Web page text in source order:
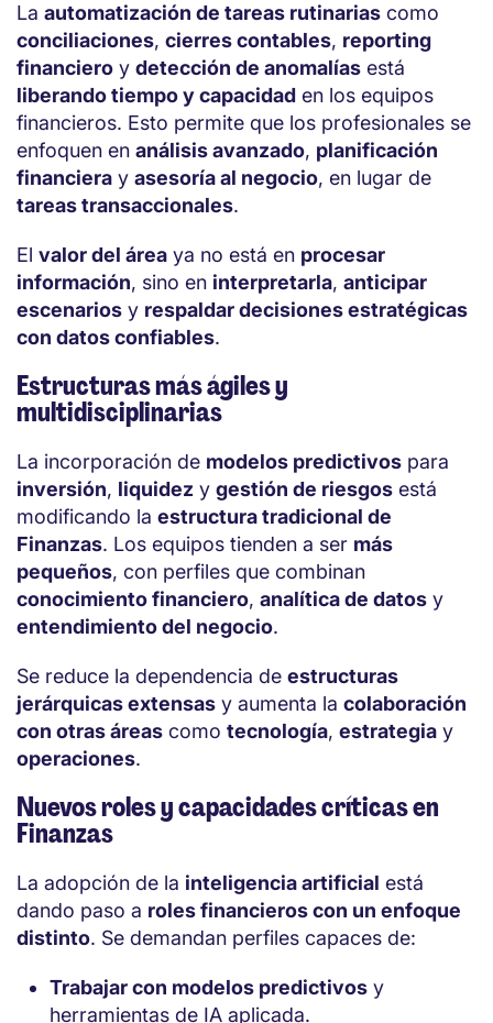
La automatización de tareas rutinarias como
conciliaciones, cierres contables, reporting
financiero y detección de anomalías está
liberando tiempo y capacidad en los equipos
financieros. Esto permite que los profesionales se
enfoquen en análisis avanzado, planificación
financiera y asesoría al negocio, en lugar de
tareas transaccionales.
El valor del área ya no está en procesar
información, sino en interpretarla, anticipar
escenarios y respaldar decisiones estratégicas
con datos confiables.
Estructuras más ágiles y
multidisciplinarias
La incorporación de modelos predictivos para
inversión, liquidez y gestión de riesgos está
modificando la estructura tradicional de
Finanzas. Los equipos tienden a ser más
pequeños, con perfiles que combinan
conocimiento financiero, analítica de datos y
entendimiento del negocio.
Se reduce la dependencia de estructuras
jerárquicas extensas y aumenta la colaboración
con otras áreas como tecnología, estrategia y
operaciones.
Nuevos roles y capacidades críticas en
Finanzas
La adopción de la inteligencia artificial está
dando paso a roles financieros con un enfoque
distinto. Se demandan perfiles capaces de:
Trabajar con modelos predictivos y
herramientas de IA aplicada.